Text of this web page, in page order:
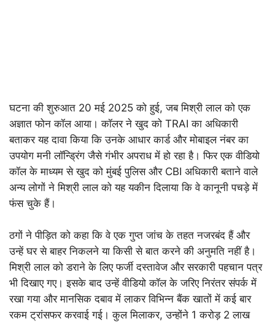
घटना की शुरुआत 20 मई 2025 को हुई, जब मिश्री लाल को एक
अज्ञात फोन कॉल आया। कॉलर ने खुद को TRAI का अधिकारी
बताकर यह दावा किया कि उनके आधार कार्ड और मोबाइल नंबर का
उपयोग मनी लॉन्ड्रिंग जैसे गंभीर अपराध में हो रहा है। फिर एक वीडियो
कॉल के माध्यम से खुद को मुंबई पुलिस और CBI अधिकारी बताने वाले
अन्य लोगों ने मिश्री लाल को यह यकीन दिलाया कि वे कानूनी पचड़े में
फंस चुके हैं।
ठगों ने पीड़ित को कहा कि वे एक गुप्त जांच के तहत नजरबंद हैं और
उन्हें घर से बाहर निकलने या किसी से बात करने की अनुमति नहीं है।
मिश्री लाल को डराने के लिए फर्जी दस्तावेज और सरकारी पहचान पत्र
भी दिखाए गए। इसके बाद उन्हें वीडियो कॉल के जरिए निरंतर संपर्क में
रखा गया और मानसिक दबाव में लाकर विभिन्न बैंक खातों में कई बार
रकम ट्रांसफर करवाई गई। कुल मिलाकर, उन्होंने 1 करोड़ 2 लाख